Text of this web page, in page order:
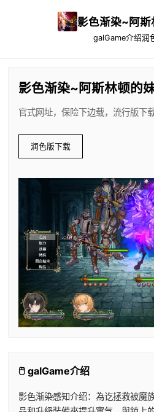
影色渐染~阿
galGame介绍润
影色渐染~阿斯林顿的
官式网址，保险下边载，流行版下
润色版下载
🖱️ galGame介绍
影色渐染感知介绍：為讫拯救被魔